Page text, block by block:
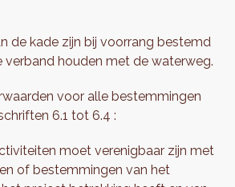
de kade zijn bij voorrang bestemd
verband houden met de waterweg.
voor alle bestemmingen
6.1 tot 6.4 :
moet verenigbaar zijn met
of bestemmingen van het